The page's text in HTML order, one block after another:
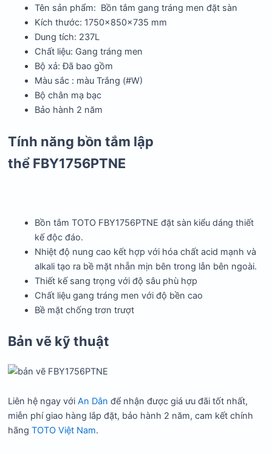
Tên sản phẩm: Bồn tắm gang tráng men đặt sàn
Kích thước: 1750x850x735 mm
Dung tích: 237L
Chất liệu: Gang tráng men
Bộ xả: Đã bao gồm
Màu sắc : màu Trắng (#W)
Bộ chân mạ bạc
Bảo hành 2 năm
Tính năng bồn tắm lập
thể FBY1756PTNE
Bồn tắm TOTO FBY1756PTNEđặt sàn kiểu dáng thiết
kế độc đáo.
Nhiệt độ nung cao kết hợp với hóa chất acid mạnh và
alkali tạo ra bề mặt nhẵn mịn bên trong lẫn bên ngoài.
Thiết kế sang trọng với độ sâu phù hợp
Chất liệu gang tráng men với độ bền cao
Bề mặt chống trơn trượt
Bản vẽ kỹ thuật
Liên hệ ngay vớiAn Dân để nhận được giá ưu đãi tốt nhất,
miễn phí giao hàng lắp đặt, bảo hành 2 năm, cam kết chính
hãngTOTO Việt Nam.